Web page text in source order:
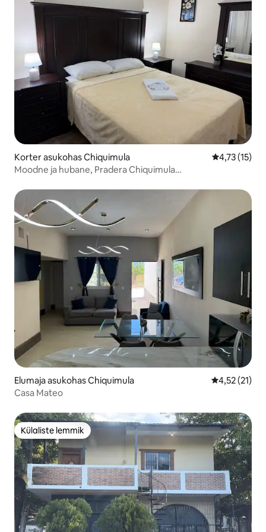
Korter asukohas Chiquimula Keskmine
4,73 (15)
Moodne ja hubane, Pradera Chiquimula
Elumaja asukohas Chiquimula Keskmine
4,52 (21)
Casa Mateo
Külaliste lemmik
Külaliste lemmik